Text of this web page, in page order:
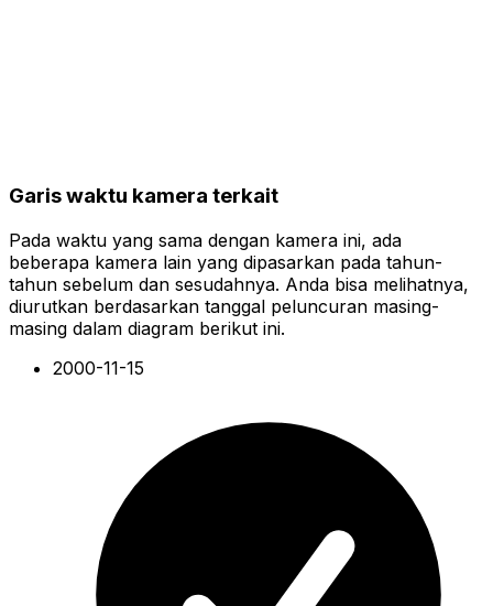
Garis waktu kamera terkait
Pada waktu yang sama dengan kamera ini, ada
beberapa kamera lain yang dipasarkan pada tahun-
tahun sebelum dan sesudahnya. Anda bisa melihatnya,
diurutkan berdasarkan tanggal peluncuran masing-
masing dalam diagram berikut ini.
2000-11-15